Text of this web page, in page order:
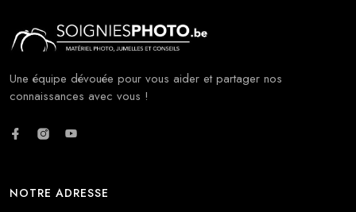
Une équipe dévouée pour vous aider et partager nos
connaissances avec vous !
NOTRE ADRESSE